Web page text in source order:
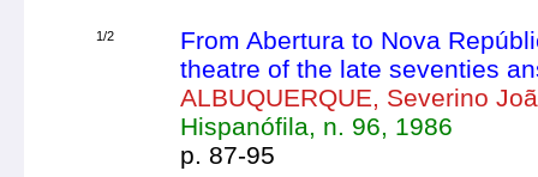
1/2
From Abertura to Nova
theatre of the late seventies
ALBUQUERQUE, Severino
Hispanófila, n. 96, 1986
p. 87-95